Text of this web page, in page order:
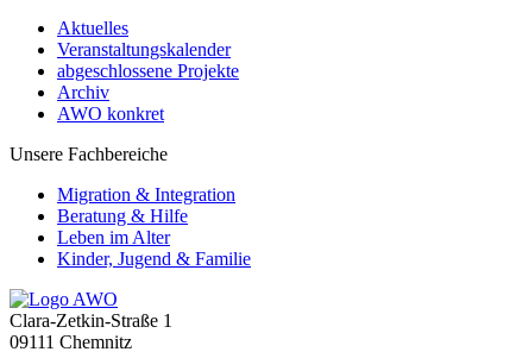
Aktuelles
Veranstaltungskalender
abgeschlossene Projekte
Archiv
AWO konkret
Unsere Fachbereiche
Migration & Integration
Beratung & Hilfe
Leben im Alter
Kinder, Jugend & Familie
Clara-Zetkin-Straße 1
09111 Chemnitz